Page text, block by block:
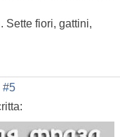
Sette fiori, gattini,
#5